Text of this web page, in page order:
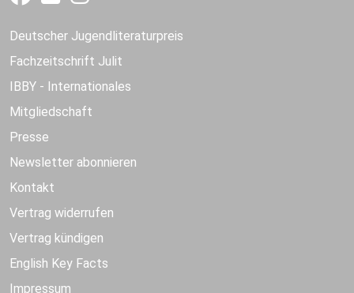
Deutscher Jugendliteraturpreis
Fachzeitschrift Julit
IBBY - Internationales
Mitgliedschaft
Presse
Newsletter abonnieren
Kontakt
Vertrag widerrufen
Vertrag kündigen
English Key Facts
Impressum